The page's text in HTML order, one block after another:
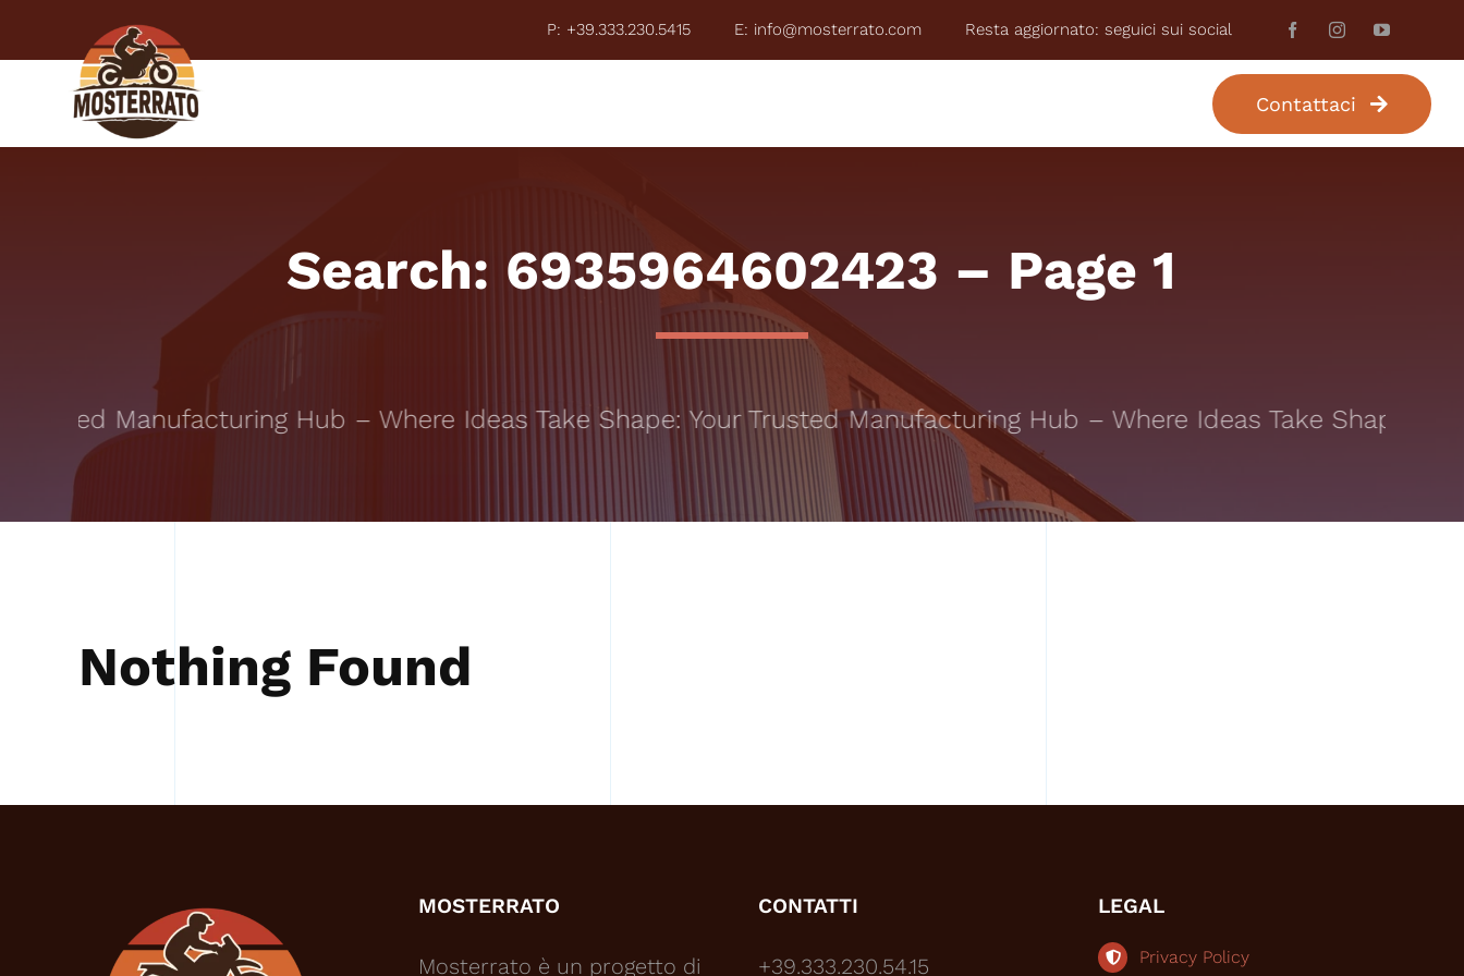
content
P: +39.333.230.5415 E: info@mosterrato.com Resta aggiornato: seguici sui social
Contattaci
Search: 6935964602423 – Page 1
Manufacturing Hub – Where Ideas Take Shape: Your Trusted Manufacturing Hub – Where Ideas Take Shape:
Nothing Found
MOSTERRATO
Mosterrato è un progetto di
CONTATTI
+39.333.230.54.15
LEGAL
Privacy Policy